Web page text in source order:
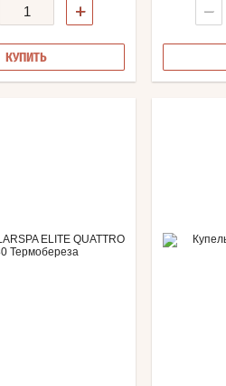
+
КУПИТЬ
−